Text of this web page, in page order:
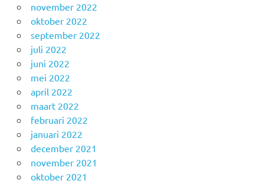
november 2022
oktober 2022
september 2022
juli 2022
juni 2022
mei 2022
april 2022
maart 2022
februari 2022
januari 2022
december 2021
november 2021
oktober 2021